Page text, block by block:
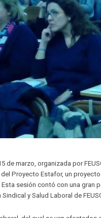
de marzo, organizada por
Proyecto Estafor, un
sesión contó con una gran
y Salud Laboral de